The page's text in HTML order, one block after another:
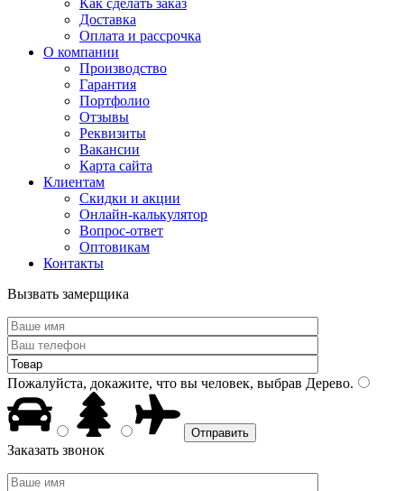
Как сделать заказ
Доставка
Оплата и рассрочка
О компании
Производство
Гарантия
Портфолио
Отзывы
Реквизиты
Вакансии
Карта сайта
Клиентам
Скидки и акции
Онлайн-калькулятор
Вопрос-ответ
Оптовикам
Контакты
Вызвать замерщика
Пожалуйста, докажите, что вы человек, выбрав Дерево.
Заказать звонок